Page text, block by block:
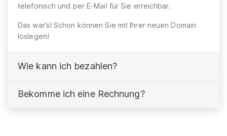
telefonisch und per E-Mail für Sie erreichbar.
Das war’s! Schon können Sie mit Ihrer neuen Domain
loslegen!
Wie kann ich bezahlen?
Bekomme ich eine Rechnung?